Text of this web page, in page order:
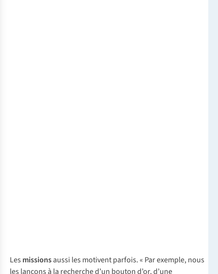
Les missionsaussi les motivent parfois. « Par exemple, nous
les lançons à la recherche d’un bouton d’or, d’une